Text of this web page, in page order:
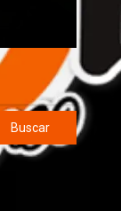
Buscar